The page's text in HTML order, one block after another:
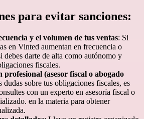
para evitar sanciones:
y el volumen de tus ventas: Si
en Vinted aumentan en frecuencia o
debes darte de alta como autónomo y
fiscales.
(asesor fiscal o abogado
dudas sobre tus obligaciones fiscales, es
con un experto en asesoría fiscal o
en la materia para obtener